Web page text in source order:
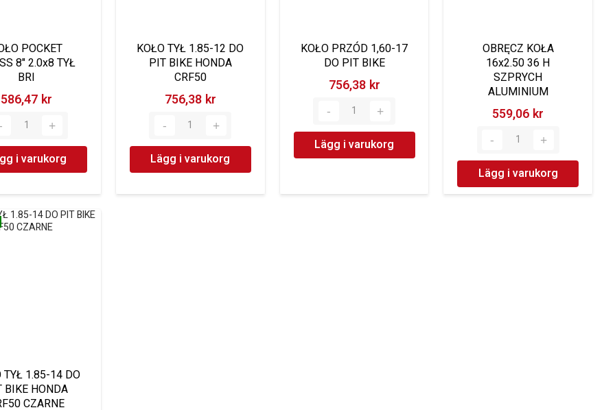
POCKET
8" 2.0x8 TYŁ
BRI
586,47 kr‎
i varukorg
KOŁO TYŁ 1.85-12 DO
PIT BIKE HONDA
CRF50
756,38 kr‎
Lägg i varukorg
KOŁO PRZÓD 1,60-17
DO PIT BIKE
756,38 kr‎
Lägg i varukorg
OBRĘCZ KOŁA
16x2.50 36 H
SZPRYCH
ALUMINIUM
559,06 kr‎
Lägg i varukorg
TYŁ 1.85-14 DO
BIKE HONDA
CZARNE